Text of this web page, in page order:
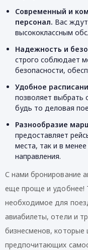
Современный и
персонал. Вас
высококлассным
Надежность и
строго соблюдает
безопасности,
Удобное
позволяет выбрать
будь то деловая
Разнообразие
предоставляет
места, так и в
направления.
С нами бронирование
еще проще и удобнее!
необходимое для
авиабилеты, отели и
бизнесменов, которые
предпочитающих